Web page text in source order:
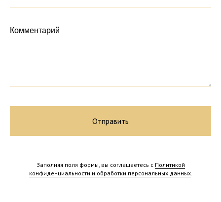
Комментарий
Отправить
Заполняя поля формы, вы соглашаетесь с Политикой
конфиденциальности и обработки персональных данных.